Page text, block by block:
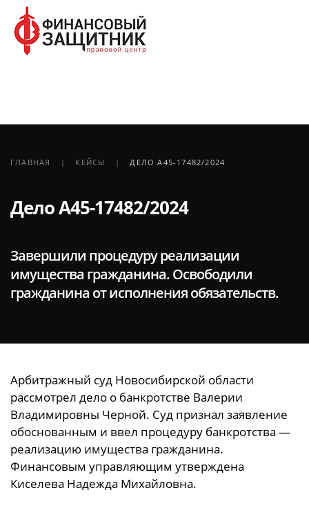
ГЛАВНАЯ КЕЙСЫ ДЕЛО А45-17482/2024
Дело А45-17482/2024
Завершили процедуру реализации
имущества гражданина. Освободили
гражданина от исполнения обязательств.
Арбитражный суд Новосибирской области
рассмотрел дело о банкротстве Валерии
Владимировны Черной. Суд признал заявление
обоснованным и ввел процедуру банкротства —
реализацию имущества гражданина.
Финансовым управляющим утверждена
Киселева Надежда Михайловна.